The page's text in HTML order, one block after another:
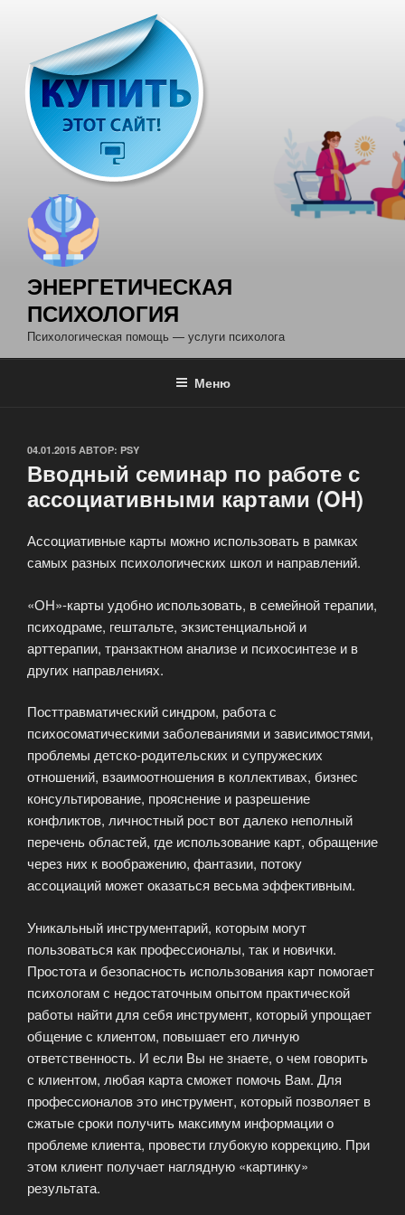
содержимому
ЭНЕРГЕТИЧЕСКАЯ
ПСИХОЛОГИЯ
Психологическая помощь — услуги психолога
Меню
ОПУБЛИКОВАНО
04.01.2015 АВТОР: PSY
Вводный семинар по работе с
ассоциативными картами (OH)
Ассоциативные карты можно использовать в рамках
самых разных психологических школ и направлений.
«ОН»-карты удобно использовать, в семейной терапии,
психодраме, гештальте, экзистенциальной и
арттерапии, транзактном анализе и психосинтезе и в
других направлениях.
Посттравматический синдром, работа с
психосоматическими заболеваниями и зависимостями,
проблемы детско-родительских и супружеских
отношений, взаимоотношения в коллективах, бизнес
консультирование, прояснение и разрешение
конфликтов, личностный рост вот далеко неполный
перечень областей, где использование карт, обращение
через них к воображению, фантазии, потоку
ассоциаций может оказаться весьма эффективным.
Уникальный инструментарий, которым могут
пользоваться как профессионалы, так и новички.
Простота и безопасность использования карт помогает
психологам с недостаточным опытом практической
работы найти для себя инструмент, который упрощает
общение с клиентом, повышает его личную
ответственность. И если Вы не знаете, о чем говорить
с клиентом, любая карта сможет помочь Вам. Для
профессионалов это инструмент, который позволяет в
сжатые сроки получить максимум информации о
проблеме клиента, провести глубокую коррекцию. При
этом клиент получает наглядную «картинку»
результата.